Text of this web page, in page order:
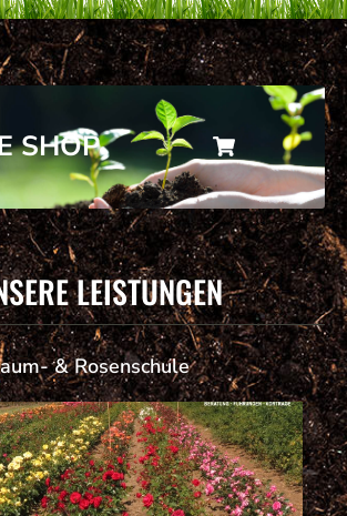
SHOP
LEISTUNGEN
& Rosenschule